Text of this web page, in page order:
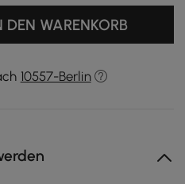
DEN WARENKORB
10557-Berlin